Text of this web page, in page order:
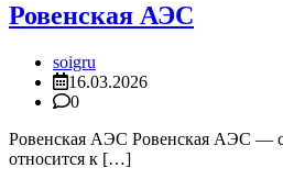
Ровенская АЭС
soigru
16.03.2026
0
Ровенская АЭС Ровенская АЭС —
относится к […]